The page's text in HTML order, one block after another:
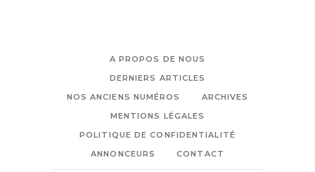
A PROPOS DE NOUS
DERNIERS ARTICLES
NOS ANCIENS NUMÉROS
ARCHIVES
MENTIONS LÉGALES
POLITIQUE DE CONFIDENTIALITÉ
ANNONCEURS
CONTACT